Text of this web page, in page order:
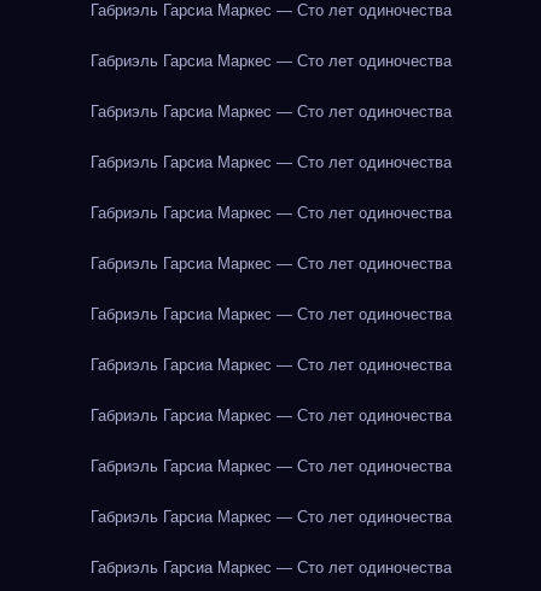
Габриэль Гарсиа Маркес — Сто лет одиночества
Габриэль Гарсиа Маркес — Сто лет одиночества
Габриэль Гарсиа Маркес — Сто лет одиночества
Габриэль Гарсиа Маркес — Сто лет одиночества
Габриэль Гарсиа Маркес — Сто лет одиночества
Габриэль Гарсиа Маркес — Сто лет одиночества
Габриэль Гарсиа Маркес — Сто лет одиночества
Габриэль Гарсиа Маркес — Сто лет одиночества
Габриэль Гарсиа Маркес — Сто лет одиночества
Габриэль Гарсиа Маркес — Сто лет одиночества
Габриэль Гарсиа Маркес — Сто лет одиночества
Габриэль Гарсиа Маркес — Сто лет одиночества